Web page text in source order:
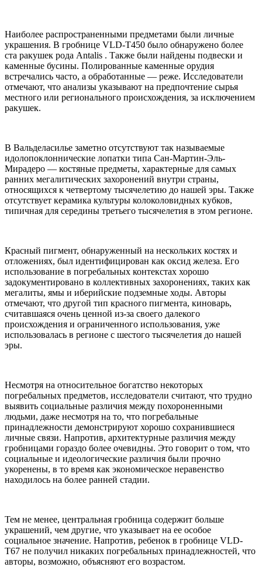
Наиболее распространенными предметами были личные
украшения. В гробнице VLD-T450 было обнаружено более
ста ракушек рода Antalis . Также были найдены подвески и
каменные бусины. Полированные каменные орудия
встречались часто, а обработанные — реже. Исследователи
отмечают, что анализы указывают на предпочтение сырья
местного или регионального происхождения, за исключением
ракушек.
В Вальделасилье заметно отсутствуют так называемые
идолопоклоннические лопатки типа Сан-Мартин-Эль-
Мирадеро — костяные предметы, характерные для самых
ранних мегалитических захоронений внутри страны,
относящихся к четвертому тысячелетию до нашей эры. Также
отсутствует керамика культуры колоколовидных кубков,
типичная для середины третьего тысячелетия в этом регионе.
Красный пигмент, обнаруженный на нескольких костях и
отложениях, был идентифицирован как оксид железа. Его
использование в погребальных контекстах хорошо
задокументировано в коллективных захоронениях, таких как
мегалиты, ямы и иберийские подземные ходы. Авторы
отмечают, что другой тип красного пигмента, киноварь,
считавшаяся очень ценной из-за своего далекого
происхождения и ограниченного использования, уже
использовалась в регионе с шестого тысячелетия до нашей
эры.
Несмотря на относительное богатство некоторых
погребальных предметов, исследователи считают, что трудно
выявить социальные различия между похороненными
людьми, даже несмотря на то, что погребальные
принадлежности демонстрируют хорошо сохранившиеся
личные связи. Напротив, архитектурные различия между
гробницами гораздо более очевидны. Это говорит о том, что
социальные и идеологические различия были прочно
укоренены, в то время как экономическое неравенство
находилось на более ранней стадии.
Тем не менее, центральная гробница содержит больше
украшений, чем другие, что указывает на ее особое
социальное значение. Напротив, ребенок в гробнице VLD-
T67 не получил никаких погребальных принадлежностей, что
авторы, возможно, объясняют его возрастом.